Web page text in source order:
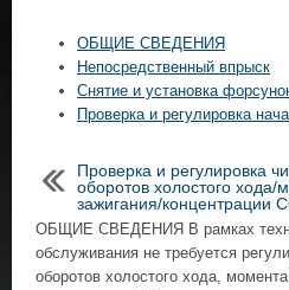
ОБЩИЕ СВЕДЕНИЯ
Непосредственный впрыск
Снятие и установка
Проверка и регулировка
Проверка и регулировка
оборотов холостого хода/
зажигания/концентрации
ОБЩИЕ СВЕДЕНИЯ В рамках
обслуживания не требуется
оборотов холостого хода,